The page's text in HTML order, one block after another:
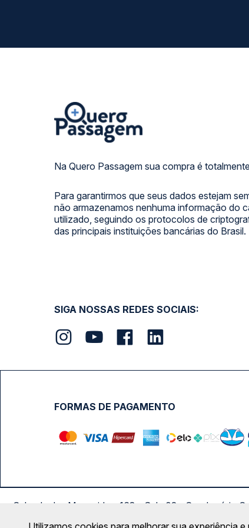
Na Quero Passagem sua compra é
Para garantirmos que seus dados estejam
não armazenamos nenhuma informação do
utilizado, seguindo os protocolos de
das principais instituições bancárias do Brasil.
SIGA NOSSAS REDES SOCIAIS:
FORMAS DE PAGAMENTO
Calçada das Margaridas, 163 - Sala 02 - Condomínio